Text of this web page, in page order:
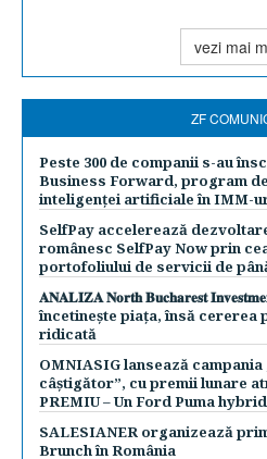
vezi mai
ZF
Peste 300 de companii s-au
Business Forward, program
inteligenței artificiale în IMM-
SelfPay accelerează
românesc SelfPay Now prin
portofoliului de servicii de
𝐀𝐍𝐀𝐋𝐈𝐙𝐀 𝐍𝐨𝐫𝐭𝐡 𝐁𝐮𝐜𝐡𝐚𝐫𝐞𝐬𝐭
încetinește piața, însă cererea
ridicată
OMNIASIG lansează
câștigător”, cu premii lunare
PREMIU – Un Ford Puma hybrid
SALESIANER organizează
Brunch în România